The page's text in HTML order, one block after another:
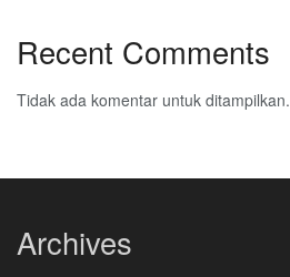
Recent Comments
Tidak ada komentar untuk ditampilkan.
Archives